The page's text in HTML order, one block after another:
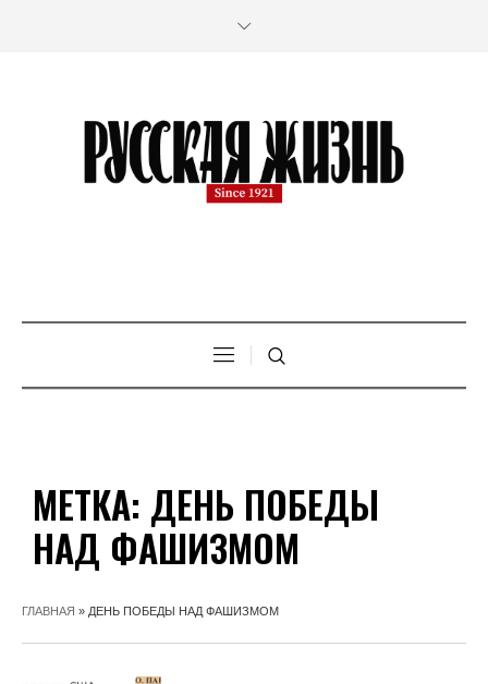
МЕТКА: ДЕНЬ ПОБЕДЫ
НАД ФАШИЗМОМ
ГЛАВНАЯ » ДЕНЬ ПОБЕДЫ НАД ФАШИЗМОМ